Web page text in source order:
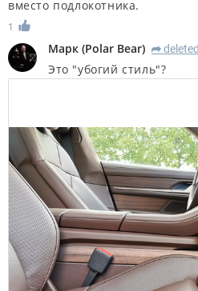
вместо подлокотника.
1
Марк (Polar Bear) R
Это "убогий стиль"?